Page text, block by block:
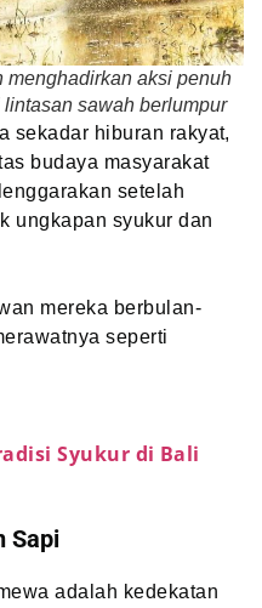
menghadirkan aksi penuh
sawah berlumpur
sekadar hiburan rakyat,
budaya masyarakat
setelah
ungkapan syukur dan
mereka berbulan-
seperti
Syukur di Bali
Sapi
adalah kedekatan